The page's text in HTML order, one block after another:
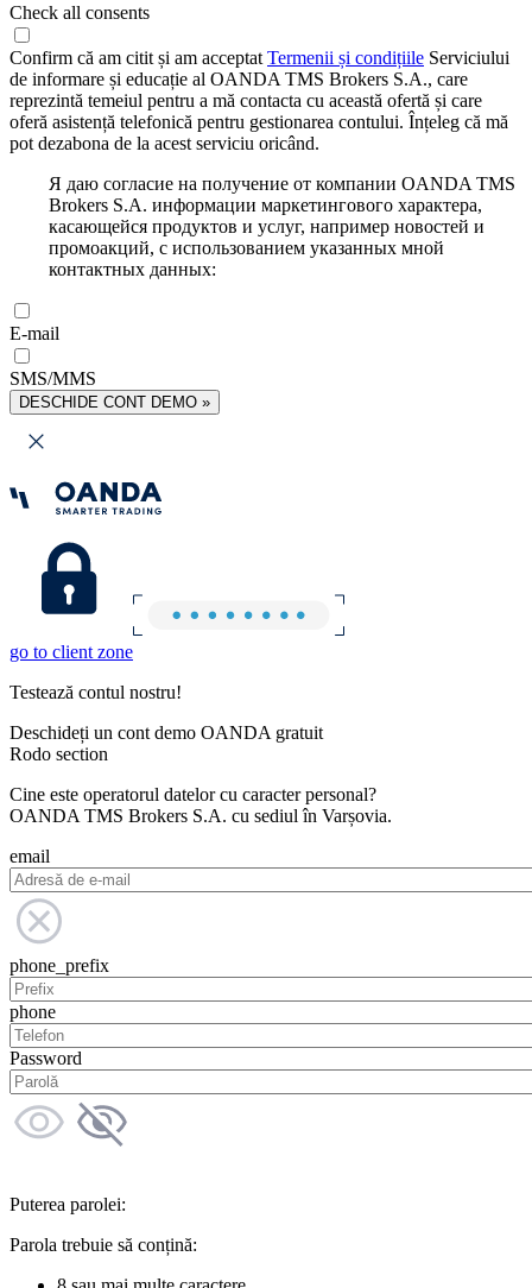
Check all consents
Confirm că am citit și am acceptat Termenii și condițiile Serviciului
de informare și educație al OANDA TMS Brokers S.A., care
reprezintă temeiul pentru a mă contacta cu această ofertă și care
oferă asistență telefonică pentru gestionarea contului. Înțeleg că mă
pot dezabona de la acest serviciu oricând.
Я даю согласие на получение от компании OANDA TMS
Brokers S.A. информации маркетингового характера,
касающейся продуктов и услуг, например новостей и
промоакций, с использованием указанных мной
контактных данных:
E-mail
SMS/MMS
DESCHIDE CONT DEMO »
go to client zone
Testează contul nostru!
Deschideți un cont demo OANDA gratuit
Rodo section
Cine este operatorul datelor cu caracter personal?
OANDA TMS Brokers S.A. cu sediul în Varșovia.
email
phone_prefix
phone
Password
Puterea parolei:
Parola trebuie să conțină: